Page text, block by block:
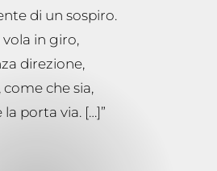
di un sospiro.
in giro,
direzione,
che sia,
la porta via. […]”